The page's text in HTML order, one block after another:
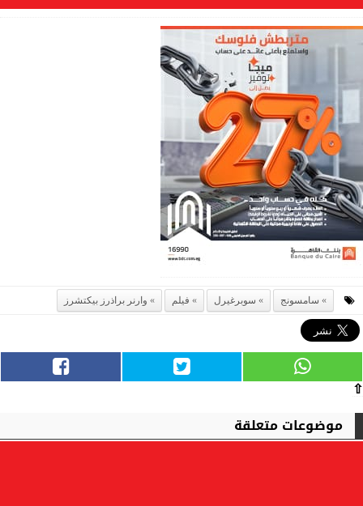
سامسونج سوبرغيرل فيلم وارنر براذرز بيكتشرز
⇧
موضوعات متعلقة